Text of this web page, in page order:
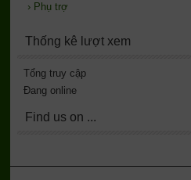
› Phụ trợ
Thống kê lượt xem
Tổng truy cập
Đang online
Find us on ...